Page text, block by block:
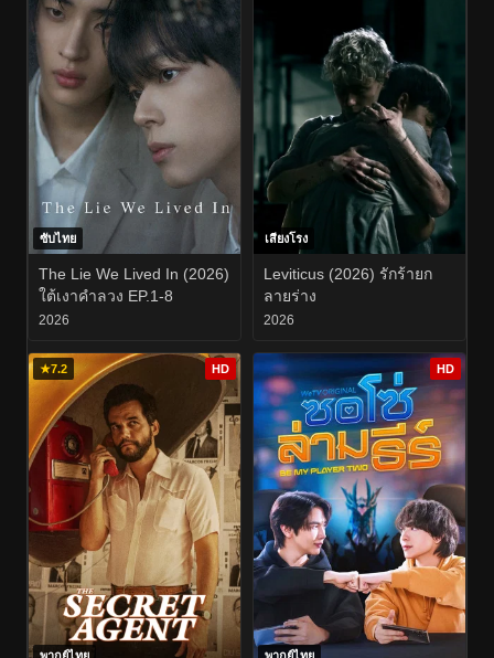
ซับไทย
The Lie We Lived In (2026)
ใต้เงาคำลวง EP.1-8
2026
เสียงโรง
Leviticus (2026) รักร้ายก
ลายร่าง
2026
★7.2 HD HD